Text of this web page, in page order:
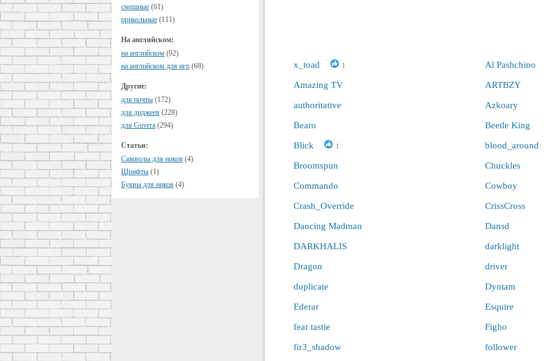
смешные (61)
прикольные (111)
На английском:
на английском (92)
на английском для игр (68)
Другие:
для почты (172)
для диджеев (228)
для Guvera (294)
Статьи:
Символы для ников (4)
Шрифты (1)
Буквы для ников (4)
x_toad 1 Al Pashchino
Amazing TV ARTBZY
authoritative Azkoary
Bearo Beetle King
Blick 1 blood_around
Broomspun Chuckles
Commando Cowboy
Crash_Override CrissCross
Dancing Madman Dansd
DARKHALIS darklight
Dragon driver
duplicate Dyntam
Ederar Esquire
fear tastie Figho
fir3_shadow follower